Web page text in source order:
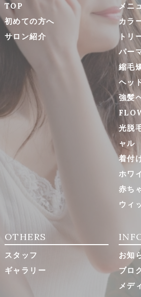
TOP
初めての方へ
サロン紹介
メニ
カラ
トリ
パー
縮毛
ヘッ
強髪
光脱
ャル
着付
ホワ
赤ち
ウィ
OTHERS
スタッフ
ギャラリー
お知
ブロ
メデ